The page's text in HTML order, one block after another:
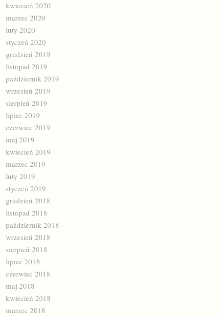
kwiecień 2020
marzec 2020
luty 2020
styczeń 2020
grudzień 2019
listopad 2019
październik 2019
wrzesień 2019
sierpień 2019
lipiec 2019
czerwiec 2019
maj 2019
kwiecień 2019
marzec 2019
luty 2019
styczeń 2019
grudzień 2018
listopad 2018
październik 2018
wrzesień 2018
sierpień 2018
lipiec 2018
czerwiec 2018
maj 2018
kwiecień 2018
marzec 2018